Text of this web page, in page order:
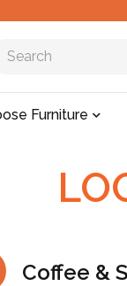
Furniture
Coffee &